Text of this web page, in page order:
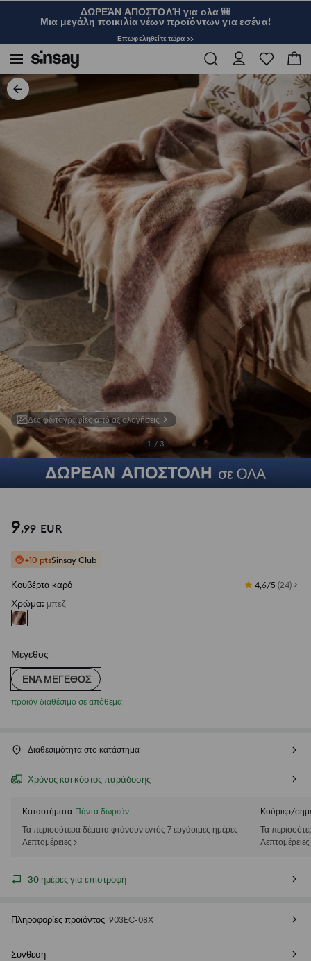
ΔΩΡΕΆΝ ΑΠΟΣΤΟΛΉ για ολα 🎒
Μια μεγάλη ποικιλία νέων προϊόντων για εσένα!
Επωφεληθείτε τώρα >>
Δες φωτογραφίες από αξιολογήσεις
1 / 3
9,99 EUR
+10 ptsSinsay Club
Κουβέρτα καρό 4,6/5 (24)
Χρώμα: μπεζ
Μέγεθος
ΈΝΑ ΜΈΓΕΘΟΣ
προϊόν διαθέσιμο σε απόθεμα
Διαθεσιμότητα στο κατάστημα
Χρόνος και κόστος παράδοσης
Καταστήματα Πάντα δωρεάν
Τα περισσότερα δέματα φτάνουν εντός 7 εργάσιμες ημέρες
Λεπτομέρειες >
Κούριερ/
Τα
Λεπτομέρειες
30 ημέρες για επιστροφή
Πληροφορίες προϊόντος 903EC-08X
Σύνθεση